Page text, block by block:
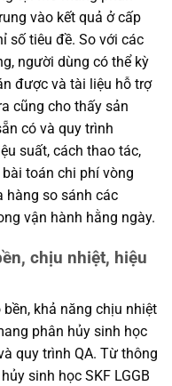
vào kết quả ở cấp
số tiêu đề. So với các
người dùng có thể kỳ
được và tài liệu hỗ trợ
cũng cho thấy sản
có và quy trình
suất, cách thao tác,
toán chi phí vòng
hàng so sánh các
vận hành hằng ngày.
chịu nhiệt, hiệu
khả năng chịu nhiệt
phân hủy sinh học
quy trình QA. Từ thông
sinh học SKF LGGB